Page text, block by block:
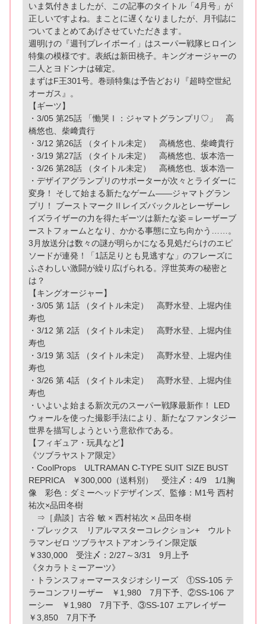
いま気付きましたが、この記事のタイトル「4月号」が
正しいですよね。まことに遅くなりましたが、月刊誌に
ついてまとめてあげさせていただきます。
週明けの『週刊プレイボーイ」はスーパー戦隊ヒロイン
特集の模様です。表紙は新田桃子。キングオージャーの
二人とヨドンナは確定。
まずはF王301号。巻頭特集は予告どおり『超時空世紀
オーガス』。
【ギーツ】
・3/05 第25話 「慟哭Ⅰ：ジャマトグランプリ♡」 高
橋悠也、柴﨑貴行
・3/12 第26話 （タイトル未定） 高橋悠也、柴﨑貴行
・3/19 第27話 （タイトル未定） 高橋悠也、坂本浩一
・3/26 第28話 （タイトル未定） 高橋悠也、坂本浩一
・デザイアグランプリのサポーターが次々とライダーに
変身！ そして始まる新たなゲーム――ジャマトグラン
プリ！ ブーストマークⅡレイズバックルとレーザーレ
イズライザーの力を得たギーツは新たな姿＝レーザーブ
ーストフォームとなり、かかる事態に立ち向かう……。
3月放送分は数々の謎が明らかになる見処だらけのエピ
ソードが連発！「1話足りとも見逃すな」のフレーズに
ふさわしい激闘が繰り広げられる。浮世英寿の秘密と
は？
【キングオージャー】
・3/05 第 1話 （タイトル未定） 高野水登、上堀内佳
寿也
・3/12 第 2話 （タイトル未定） 高野水登、上堀内佳
寿也
・3/19 第 3話 （タイトル未定） 高野水登、上堀内佳
寿也
・3/26 第 4話 （タイトル未定） 高野水登、上堀内佳
寿也
・いよいよ始まる新次元のスーパー戦隊最新作！ LED
ウォールを使った撮影手法により、新たなファンタジー
世界を描写しようという意欲作である。
【フィギュア・玩具など】
《ツブラヤストア限定》
・CoolProps ULTRAMAN C-TYPE SUIT SIZE BUST
REPRICA ￥300,000（送料別） 受注〆：4/9 1/1胸
像 彩色：ダミーヘッドデザインズ、監修：M1号 西村
祐次×品田冬樹
⇒［鼎談］古谷 敏 × 西村祐次 × 品田冬樹
・プレックス リアルマスターコレクション+ ウルト
ラマンゼロ ツブラヤストアオンライン限定版
￥330,000 受注〆：2/27～3/31 9月上予
《タカラトミーアーツ》
・トランスフォーマースタジオシリーズ ①SS-105 テ
ラーコンフリーザー ￥1,980 7月下予、②SS-106 ア
ーシー ￥1,980 7月下予、③SS-107 エアレイザー
￥3,850 7月下予